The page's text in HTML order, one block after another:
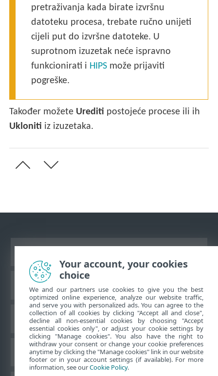
pretraživanja kada birate izvršnu
datoteku procesa, trebate ručno unijeti
cijeli put do izvršne datoteke. U
suprotnom izuzetak neće ispravno
funkcionirati i HIPS može prijaviti
pogreške.
Također možete Urediti postojeće procese ili ih
Ukloniti iz izuzetaka.
ESET-ova baza znanja
ESET-ov forum
Regionalna podrška
Your account, your cookies
choice
We and our partners use cookies to give you the best
optimized online experience, analyze our website traffic,
and serve you with personalized ads. You can agree to the
collection of all cookies by clicking "Accept all and close",
decline all non-essential cookies by choosing "Accept
essential cookies only", or adjust your cookie settings by
clicking "Manage cookies". You also have the right to
withdraw your consent or change your cookie preferences
anytime by clicking the "Manage cookies" link in our website
footer or in your account settings (if available). For more
information, see ourCookie Policy.